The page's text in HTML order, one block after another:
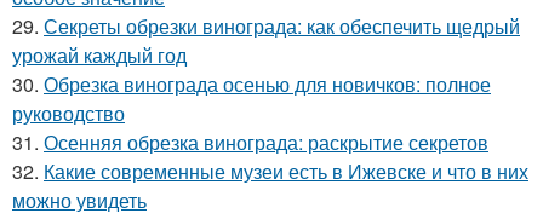
29. Секреты обрезки винограда: как обеспечить щедрый
урожай каждый год
30. Обрезка винограда осенью для новичков: полное
руководство
31. Осенняя обрезка винограда: раскрытие секретов
32. Какие современные музеи есть в Ижевске и что в них
можно увидеть